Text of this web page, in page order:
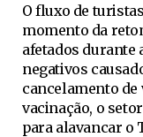
O fluxo de
momento da
afetados durante
negativos
cancelamento de
vacinação, o
para alavancar o